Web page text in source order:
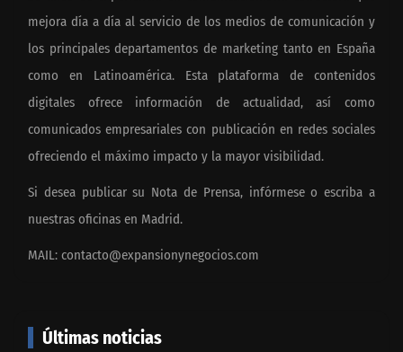
mejora día a día al servicio de los medios de comunicación y
los principales departamentos de marketing tanto en España
como en Latinoamérica. Esta plataforma de contenidos
digitales ofrece información de actualidad, así como
comunicados empresariales con publicación en redes sociales
ofreciendo el máximo impacto y la mayor visibilidad.
Si desea publicar su Nota de Prensa, infórmese o escriba a
nuestras oficinas en Madrid.
MAIL: contacto@expansionynegocios.com
Últimas noticias